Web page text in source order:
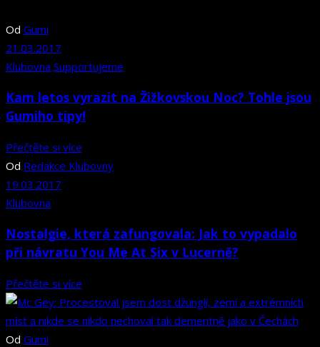
Od Gumi
21.03.2017
Klubovna Supportujeme
Kam letos vyrazit na Žižkovskou Noc? Tohle jsou
Gumiho tipy!
Přečtěte si více
Od Redakce Klubovny
19.03.2017
Klubovna
Nostalgie, která zafungovala: Jak to vypadalo
při návratu You Me At Six v Lucerně?
Přečtěte si více
Od Gumi